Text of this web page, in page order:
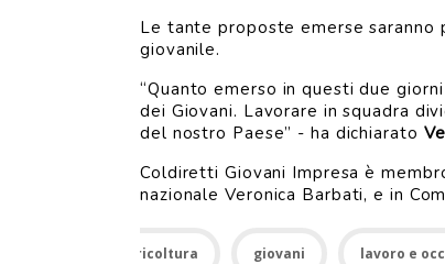
Le tante proposte emerse
giovanile.
“Quanto emerso in questi due
dei Giovani. Lavorare in squadra
del nostro Paese” - ha dichiarato
Coldiretti Giovani Impresa è
nazionale Veronica Barbati, e in
Agricoltura giovani lavoro e